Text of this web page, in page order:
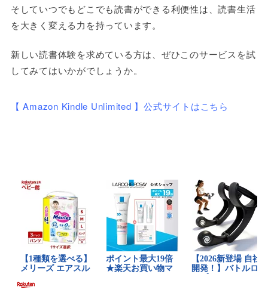
そしていつでもどこでも読書ができる利便性は、読書生活
を大きく変える力を持っています。
新しい読書体験を求めている方は、ぜひこのサービスを試
してみてはいかがでしょうか。
【 Amazon Kindle Unlimited 】公式サイトはこちら